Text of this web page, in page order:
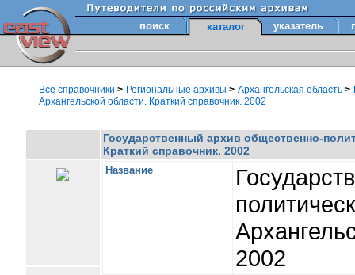
поиск каталог указатель
Все справочники > Региональные архивы > Архангельская область >
Архангельской области. Краткий справочник. 2002
Государственный архив общественно-
Краткий справочник. 2002
Название
2002